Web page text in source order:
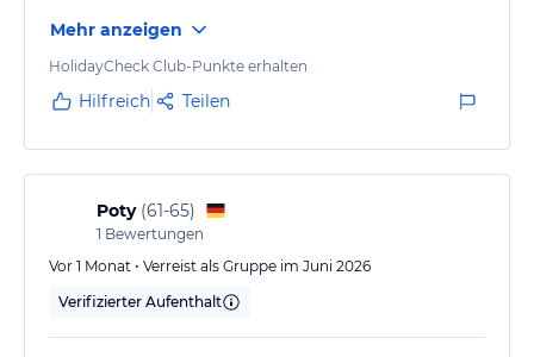
Mehr anzeigen
HolidayCheck Club-Punkte erhalten
Hilfreich Teilen
Poty (61-65)
1 Bewertungen
Vor 1 Monat • Verreist als Gruppe im Juni 2026
Verifizierter Aufenthalt